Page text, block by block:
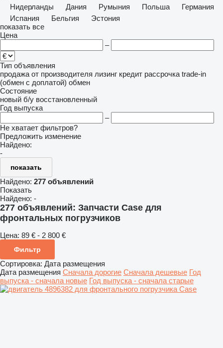
Нидерланды
Дания Румыния Польша
Германия
Испания
Бельгия
Эстония
показать все
Цена
–
Тип объявления
продажа от производителя лизинг кредит рассрочка trade-in
(обмен с доплатой) обмен
Состояние
новый б/у восстановленный
Год выпуска
–
Не хватает фильтров?
Предложить изменение
Найдено:
-
показать
Найдено: 277 объявлений
Показать
Найдено: -
277 объявлений: Запчасти Case для
фронтальных погрузчиков
Цена: 89 € - 2 800 €
Фильтр
Сортировка: Дата размещения
Дата размещения Сначала дорогие Сначала дешевые Год
выпуска - сначала новые Год выпуска - сначала старые